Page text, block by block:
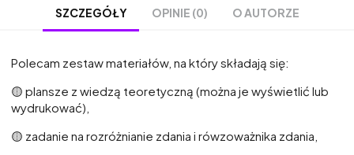
SZCZEGÓŁY OPINIE (0) O AUTORZE
Polecam zestaw materiałów, na który składają się:
🟡 plansze z wiedzą teoretyczną (można je wyświetlić lub
wydrukować),
🟡 zadanie na rozróżnianie zdania i rówzoważnika zdania,